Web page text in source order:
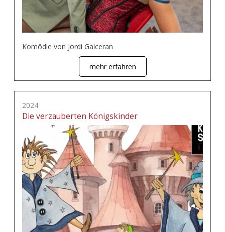
Komödie von Jordi Galceran
mehr erfahren
2024
Die verzauberten Königskinder